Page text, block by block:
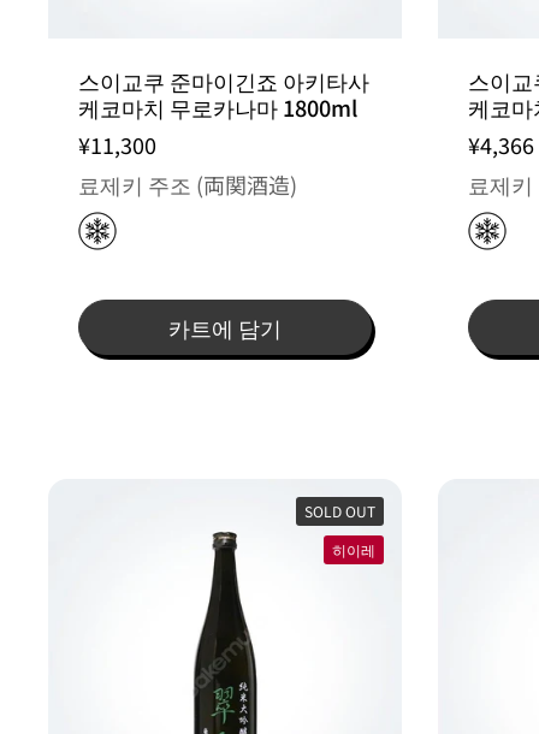
스이교쿠 준마이긴죠 아키타사
케코마치 무로카나마 1800ml
¥11,300
료제키 주조 (両関酒造)
카트에 담기
스이
케코
¥4,366
료제
SOLD OUT
히이레